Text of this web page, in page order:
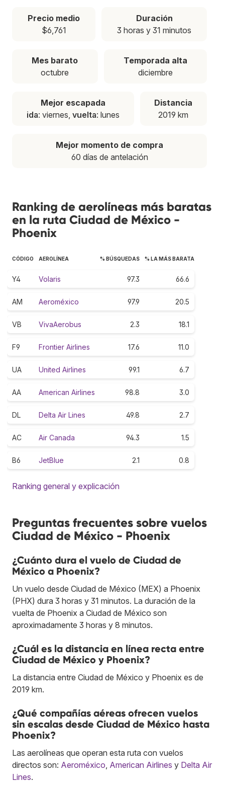
Precio medio
$6,761
Duración
3 horas y 31 minutos
Mes barato
octubre
Temporada alta
diciembre
Mejor escapada
ida: viernes, vuelta: lunes
Distancia
2019 km
Mejor momento de compra
60 días de antelación
Ranking de aerolíneas más baratas
en la ruta Ciudad de México -
Phoenix
CÓDIGO AEROLÍNEA % BÚSQUEDAS % LA MÁS BARATA
Y4 Volaris 97.3 66.6
AM Aeroméxico 97.9 20.5
VB VivaAerobus 2.3 18.1
F9 Frontier Airlines 17.6 11.0
UA United Airlines 99.1 6.7
AA American Airlines 98.8 3.0
DL Delta Air Lines 49.8 2.7
AC Air Canada 94.3 1.5
B6 JetBlue 2.1 0.8
Ranking general y explicación
Preguntas frecuentes sobre vuelos
Ciudad de México - Phoenix
¿Cuánto dura el vuelo de Ciudad de
México a Phoenix?
Un vuelo desde Ciudad de México (MEX) a Phoenix
(PHX) dura 3 horas y 31 minutos. La duración de la
vuelta de Phoenix a Ciudad de México son
aproximadamente 3 horas y 8 minutos.
¿Cuál es la distancia en línea recta entre
Ciudad de México y Phoenix?
La distancia entre Ciudad de México y Phoenix es de
2019 km.
¿Qué compañías aéreas ofrecen vuelos
sin escalas desde Ciudad de México hasta
Phoenix?
Las aerolíneas que operan esta ruta con vuelos
directos son: Aeroméxico American Airlines y Delta Air
Lines.